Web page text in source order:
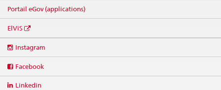
Portail eGov (applications)
ElViS
media
Instagram
Facebook
Linkedin